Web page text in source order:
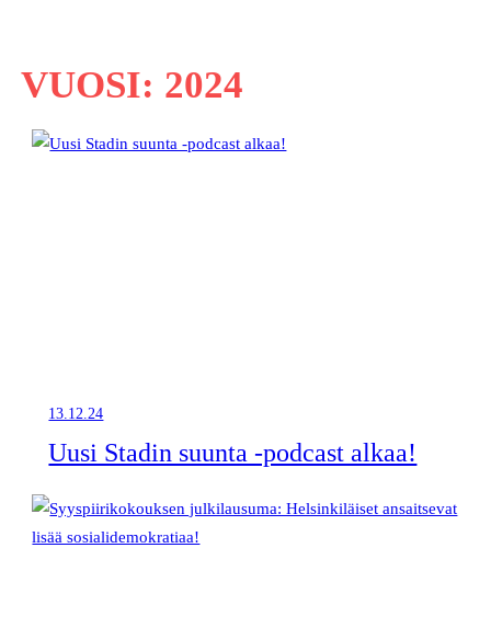
VUOSI: 2024
13.12.24
Uusi Stadin suunta -podcast alkaa!